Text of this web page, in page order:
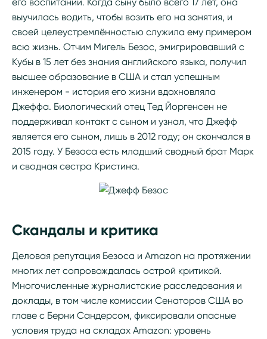
выучилась водить, чтобы возить его на занятия, и
своей целеустремлённостью служила ему примером
всю жизнь. Отчим Мигель Безос, эмигрировавший с
Кубы в 15 лет без знания английского языка, получил
высшее образование в США и стал успешным
инженером - история его жизни вдохновляла
Джеффа. Биологический отец Тед Йоргенсен не
поддерживал контакт с сыном и узнал, что Джефф
является его сыном, лишь в 2012 году; он скончался в
2015 году. У Безоса есть младший сводный брат Марк
и сводная сестра Кристина.
Скандалы и критика
Деловая репутация Безоса и Amazon на протяжении
многих лет сопровождалась острой критикой.
Многочисленные журналистские расследования и
доклады, в том числе комиссии Сенаторов США во
главе с Берни Сандерсом, фиксировали опасные
условия труда на складах Amazon: уровень